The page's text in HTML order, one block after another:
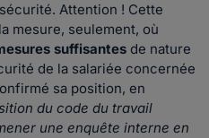
Attention ! Cette
mesure, seulement, où
suffisantes de nature
de la salariée concernée
sa position, en
du code du travail
une enquête interne en